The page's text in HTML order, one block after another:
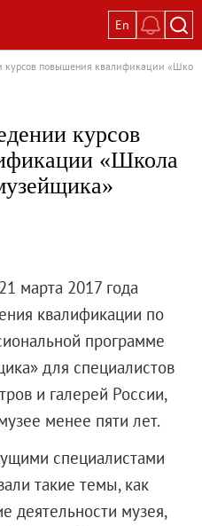
En
Сад в цвету
Русский лес
экспозиция «Наш
первой половины
искусство ХII—XVII
XVIII века
второй половины
искусство XVII-XXI
курсов повышения квалификации
курсов
«Школа
марта 2017 года
квалификации по
программе
для специалистов
и галерей России,
менее пяти лет.
специалистами
такие темы, как
деятельности музея,